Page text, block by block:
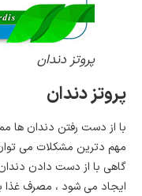
پروتز دندان
پروتز دندان
با از دست رفتن دندان ها
مهم دترین مشکلات می
گاهی با از دست دادن
ایجاد می شود ، مصرف غذا